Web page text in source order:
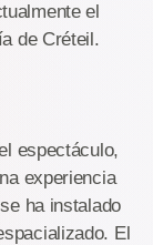
el
de Créteil.
espectáculo,
experiencia
ha instalado
El